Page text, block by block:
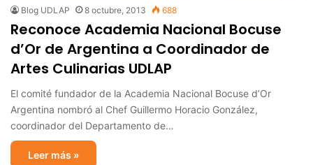
Blog UDLAP 8 octubre, 2013 688
Reconoce Academia Nacional Bocuse
d’Or de Argentina a Coordinador de
Artes Culinarias UDLAP
El comité fundador de la Academia Nacional Bocuse d’Or
Argentina nombró al Chef Guillermo Horacio González,
coordinador del Departamento de…
Leer más »